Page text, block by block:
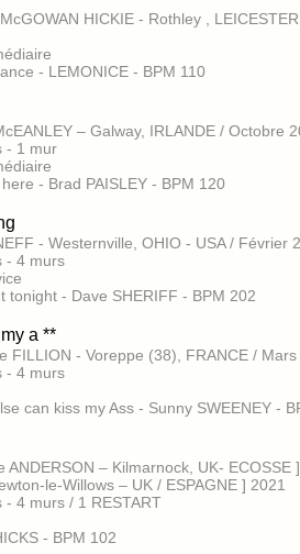
HICKIE - Rothley ,
- LEMONICE - BPM 110
– Galway, IRLANDE / Octobre
- 1 mur
- Brad PAISLEY - BPM 120
- Westernville, OHIO - USA / Février
- 4 murs
tonight - Dave SHERIFF - BPM 202
a **
FILLION - Voreppe (38), FRANCE /
- 4 murs
can kiss my Ass - Sunny SWEENEY -
ANDERSON – Kilmarnock, UK- ECOSSE
le-Willows – UK / ESPAGNE ] 2021
- 4 murs / 1 RESTART
- BPM 102